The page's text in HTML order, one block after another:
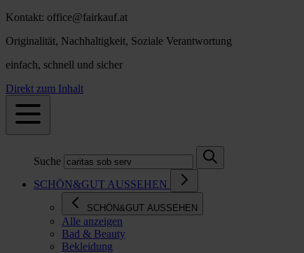
Kontakt: office@fairkauf.at
Originalität, Nachhaltigkeit, Soziale Verantwortung
einfach, schnell und sicher
Direkt zum Inhalt
Suche
SCHÖN&GUT AUSSEHEN
SCHÖN&GUT AUSSEHEN
Alle anzeigen
Bad & Beauty
Bekleidung